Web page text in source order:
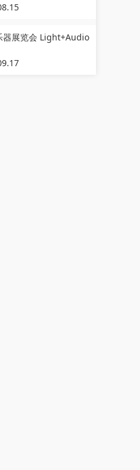
器展览会 Light+Audio